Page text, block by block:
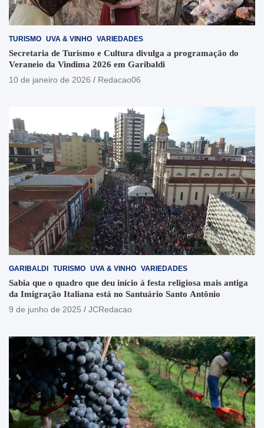
TURISMO UVA & VINHO VARIEDADES
Secretaria de Turismo e Cultura divulga a programação do
Veraneio da Vindima 2026 em Garibaldi
10 de janeiro de 2026
Redacao06
GARIBALDI TURISMO UVA & VINHO VARIEDADES
Sabia que o quadro que deu início à festa religiosa mais antiga
da Imigração Italiana está no Santuário Santo Antônio
9 de junho de 2025
JCRedacao